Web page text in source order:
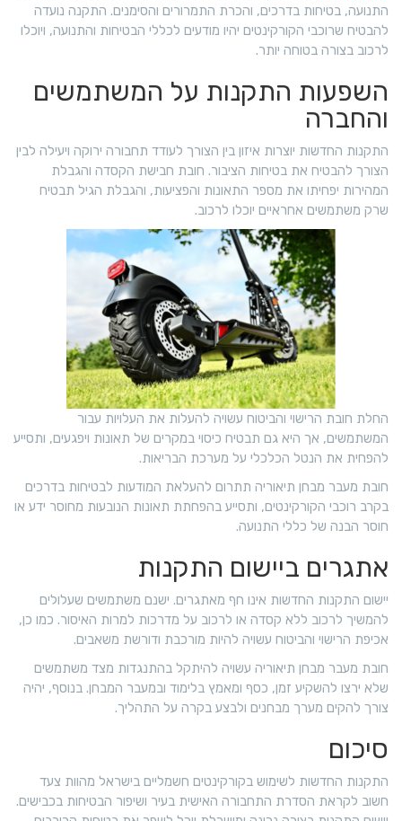
התנועה, בטיחות בדרכים, והכרת התמרורים והסימנים. התקנה נועדה
להבטיח שרוכבי הקורקינטים יהיו מודעים לכללי הבטיחות והתנועה, ויוכלו
לרכוב בצורה בטוחה יותר.
השפעות התקנות על המשתמשים
והחברה
התקנות החדשות יוצרות איזון בין הצורך לעודד תחבורה ירוקה ויעילה לבין
הצורך להבטיח את בטיחות הציבור. חובת חבישת הקסדה והגבלת
המהירות יפחיתו את מספר התאונות והפציעות, והגבלת הגיל תבטיח
שרק משתמשים אחראיים יוכלו לרכוב.
החלת חובת הרישוי והביטוח עשויה להעלות את העלויות עבור
המשתמשים, אך היא גם תבטיח כיסוי במקרים של תאונות ויפגעים, ותסייע
להפחית את הנטל הכלכלי על מערכת הבריאות.
חובת מעבר מבחן תיאוריה תתרום להעלאת המודעות לבטיחות בדרכים
בקרב רוכבי הקורקינטים, ותסייע בהפחתת תאונות הנובעות מחוסר ידע או
חוסר הבנה של כללי התנועה.
אתגרים ביישום התקנות
יישום התקנות החדשות אינו חף מאתגרים. ישנם משתמשים שעלולים
להמשיך לרכוב ללא קסדה או לרכוב על מדרכות למרות האיסור. כמו כן,
אכיפת הרישוי והביטוח עשויה להיות מורכבת ודורשת משאבים.
חובת מעבר מבחן תיאוריה עשויה להיתקל בהתנגדות מצד משתמשים
שלא ירצו להשקיע זמן, כסף ומאמץ בלימוד ובמעבר המבחן. בנוסף, יהיה
צורך להקים מערך מבחנים ולבצע בקרה על התהליך.
סיכום
התקנות החדשות לשימוש בקורקינטים חשמליים בישראל מהוות צעד
חשוב לקראת הסדרת התחבורה האישית בעיר ושיפור הבטיחות בכבישים.